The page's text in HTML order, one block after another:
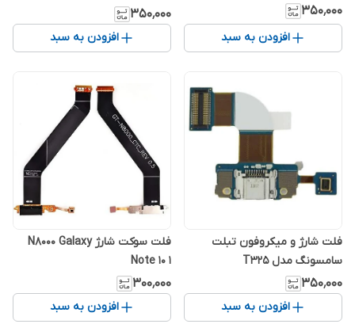
۳۵۰٬۰۰۰
افزودن به سبد
۳۵۰٬۰۰۰
افزودن به سبد
فلت شارژ و میکروفون تبلت
سامسونگ مدل T325
۳۵۰٬۰۰۰
افزودن به سبد
فلت سوکت شارژ N8000 Galaxy
Note 10 1
۳۰۰٬۰۰۰
افزودن به سبد